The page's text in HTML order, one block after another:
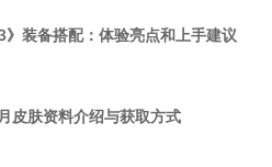
》装备搭配：体验亮点和上手建议
皮肤资料介绍与获取方式